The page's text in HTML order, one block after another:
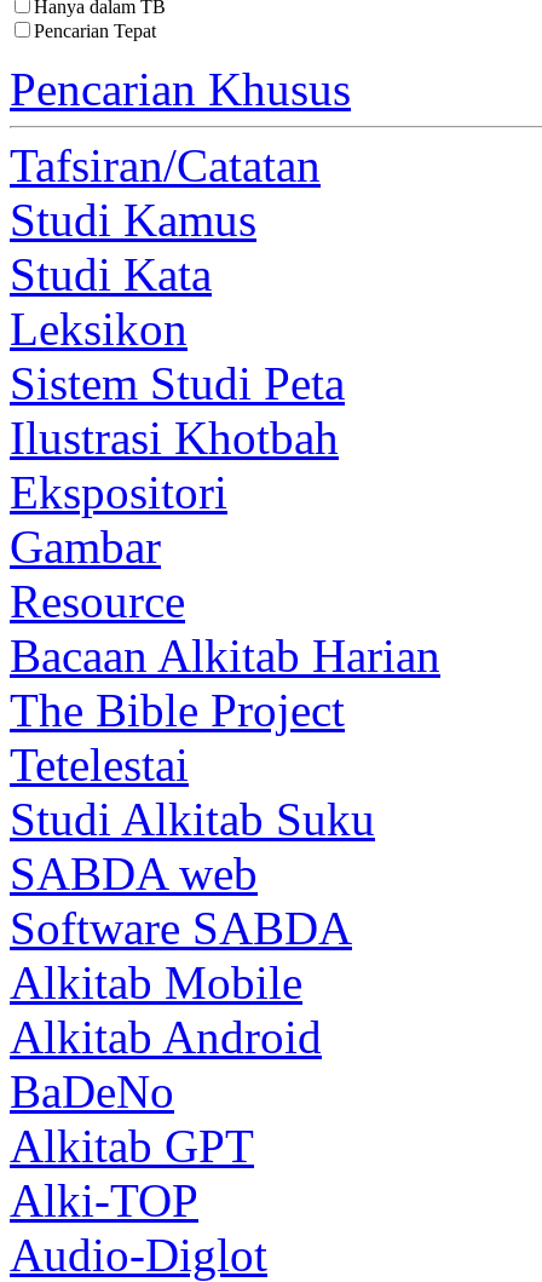
Hanya dalam TB
Pencarian Tepat
Pencarian Khusus
Tafsiran/Catatan
Studi Kamus
Studi Kata
Leksikon
Sistem Studi Peta
Ilustrasi Khotbah
Ekspositori
Gambar
Resource
Bacaan Alkitab Harian
The Bible Project
Tetelestai
Studi Alkitab Suku
SABDA web
Software SABDA
Alkitab Mobile
Alkitab Android
BaDeNo
Alkitab GPT
Alki-TOP
Audio-Diglot